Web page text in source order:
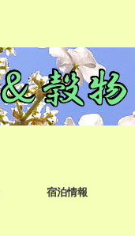
宿泊情報